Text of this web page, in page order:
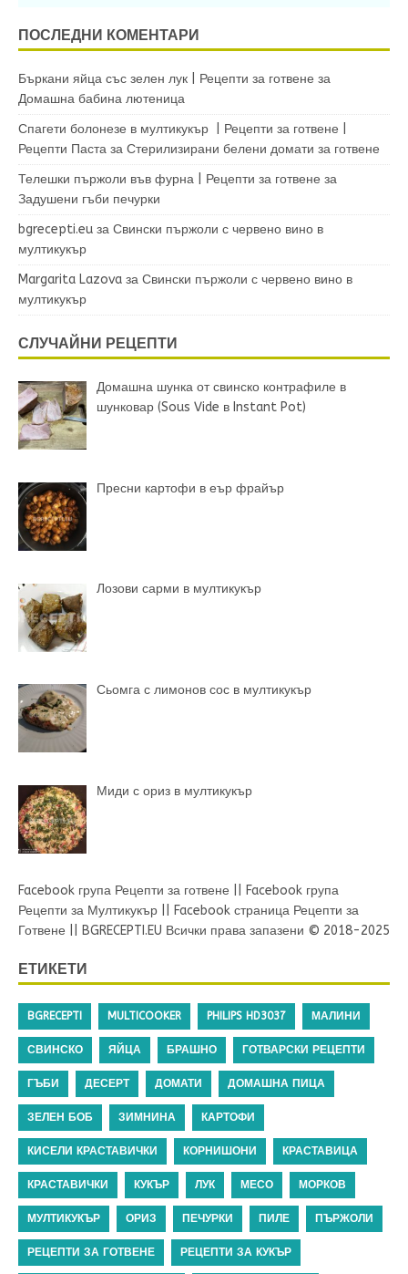
ПОСЛЕДНИ КОМЕНТАРИ
Бъркани яйца със зелен лук | Рецепти за готвене за
Домашна бабина лютеница
Спагети болонезе в мултикукър | Рецепти за готвене |
Рецепти Паста за Стерилизирани белени домати за готвене
Телешки пържоли във фурна | Рецепти за готвене за
Задушени гъби печурки
bgrecepti.eu за Свински пържоли с червено вино в
мултикукър
Margarita Lazova за Свински пържоли с червено вино в
мултикукър
СЛУЧАЙНИ РЕЦЕПТИ
Домашна шунка от свинско контрафиле в
шунковар (Sous Vide в Instant Pot)
Пресни картофи в еър фрайър
Лозови сарми в мултикукър
Сьомга с лимонов сос в мултикукър
Миди с ориз в мултикукър
Facebook група Рецепти за готвене
Facebook група
Рецепти за Мултикукър
Facebook страница Рецепти за
Готвене
BGRECEPTI.EU Всички права запазени © 2018-2025
ЕТИКЕТИ
BGRECEPTI MULTICOOKER PHILIPS HD3037 МАЛИНИ
СВИНСКО ЯЙЦА БРАШНО ГОТВАРСКИ РЕЦЕПТИ
ГЪБИ ДЕСЕРТ ДОМАТИ ДОМАШНА ПИЦА
ЗЕЛЕН БОБ ЗИМНИНА КАРТОФИ
КИСЕЛИ КРАСТАВИЧКИ КОРНИШОНИ КРАСТАВИЦА
КРАСТАВИЧКИ КУКЪР ЛУК МЕСО МОРКОВ
МУЛТИКУКЪР ОРИЗ ПЕЧУРКИ ПИЛЕ ПЪРЖОЛИ
РЕЦЕПТИ ЗА ГОТВЕНЕ РЕЦЕПТИ ЗА КУКЪР